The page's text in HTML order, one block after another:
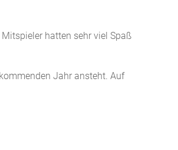
hatten sehr viel Spaß
Jahr ansteht. Auf